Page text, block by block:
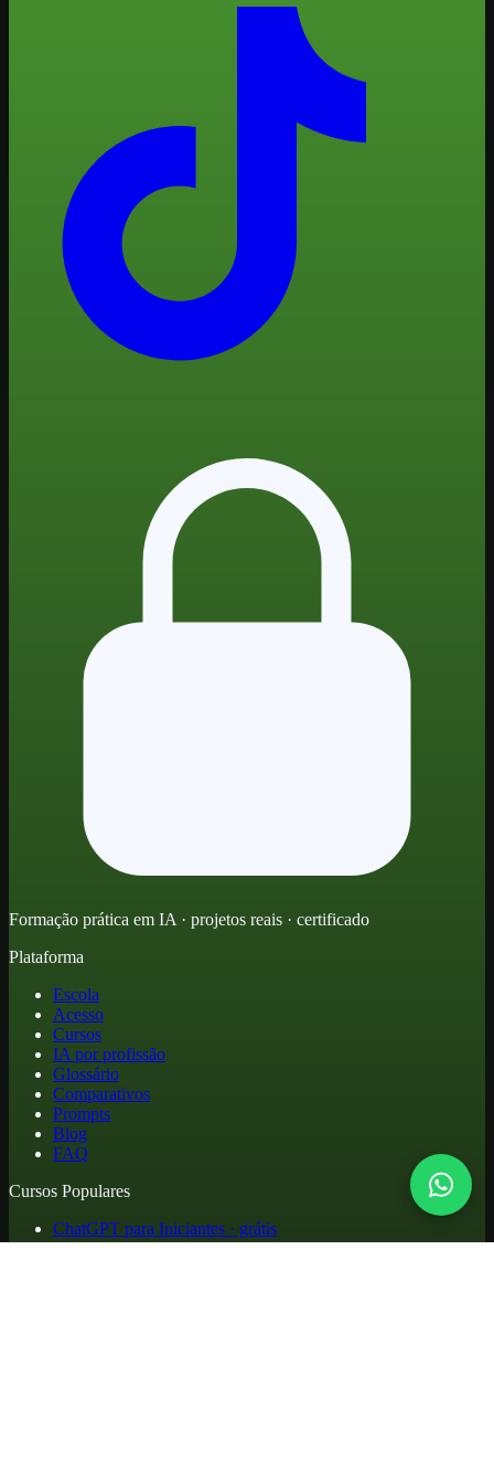
Formação prática em IA · projetos reais · certificado
Plataforma
Escola
Acesso
Cursos
IA por profissão
Glossário
Comparativos
Prompts
Blog
FAQ
Cursos Populares
ChatGPT para Iniciantes · grátis
Aprenda IA em 30 Dias